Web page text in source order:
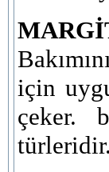
için
çeker.
türleridir.